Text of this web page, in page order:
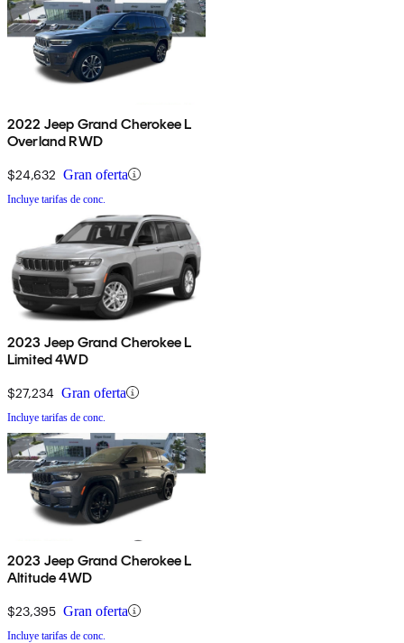
2022 Jeep Grand Cherokee L
Overland RWD
$24,632 Gran oferta
Incluye tarifas de conc.
2023 Jeep Grand Cherokee L
Limited 4WD
$27,234 Gran oferta
Incluye tarifas de conc.
2023 Jeep Grand Cherokee L
Altitude 4WD
$23,395 Gran oferta
Incluye tarifas de conc.